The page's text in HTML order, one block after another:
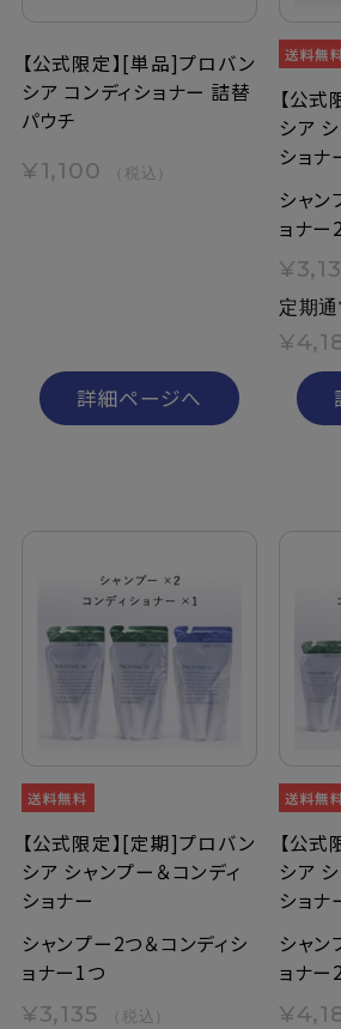
【公式限定】[単品]プロバン
シア コンディショナー 詰替
パウチ
¥1,100 （税込）
詳細ページへ
【公
シア
ショナ
シャン
ョナー
定期
【公式限定】[定期]プロバン
シア シャンプー＆コンディ
ショナー
シャンプー2つ＆コンディシ
ョナー1つ
¥3,135 （税込）
【公
シア
ショナ
シャン
ョナー